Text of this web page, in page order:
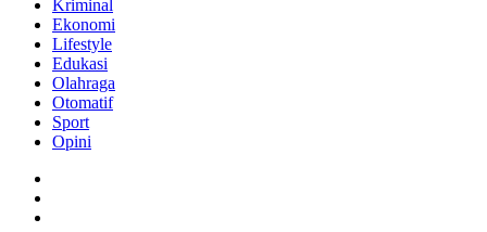
Kriminal
Ekonomi
Lifestyle
Edukasi
Olahraga
Otomatif
Sport
Opini